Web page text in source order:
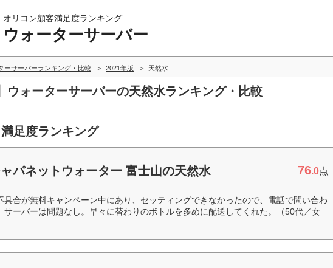
オリコン顧客満足度ランキング
ウォーターサーバー
ーサーバーランキング・比較 2021年版 天然水
ウォーターサーバーの天然水ランキング・比較
足度ランキング
パネットウォーター 富士山の天然水 76.0点
具合が無料キャンペーン中にあり、セッティングできなかったので、電話で問い合わ
サーバーは問題なし。早々に替わりのボトルを多めに配送してくれた。（50代／女